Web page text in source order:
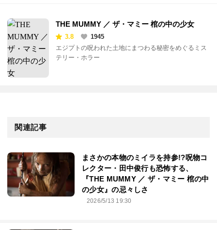
THE MUMMY ／ ザ・マミー 棺の中の少女
3.8
1945
エジプトの呪われた土地にまつわる秘密をめぐるミス
テリー・ホラー
関連記事
まさかの本物のミイラを持参!?呪物コ
レクター・田中俊行も恐怖する、
『THE MUMMY ／ ザ・マミー 棺の中
の少女』の忌々しさ
2026/5/13 19:30